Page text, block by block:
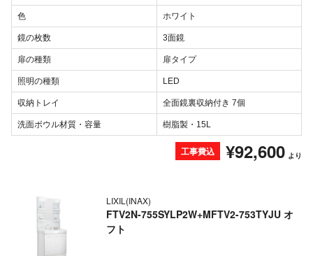
色 ホワイト
鏡の枚数 3面鏡
扉の種類 扉タイプ
照明の種類 LED
収納トレイ 全面鏡裏収納付き 7個
洗面ボウル材質・容量 樹脂製・15L
工事費込 ¥92,600 より
LIXIL(INAX)
FTV2N-755SYLP2W+MFTV2-753TYJU オ
フト